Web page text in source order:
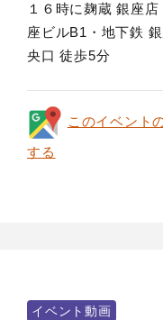
１６時に麹蔵 銀座
座ビルB1・地下鉄
央口 徒歩5分
このイベント
する
イベント動画